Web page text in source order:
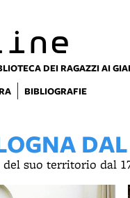
DEI RAGAZZI AI
BIBLIOGRAFIE
suo territorio dal